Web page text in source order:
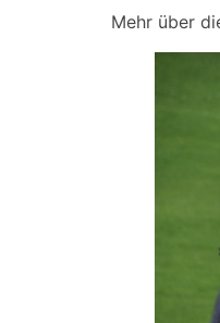
Mehr über